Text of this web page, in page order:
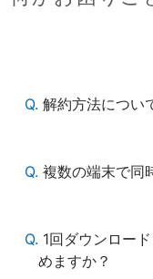
Q. 解約方法につい
Q. 複数の端末で同
Q. 1回ダウンロー
めますか？